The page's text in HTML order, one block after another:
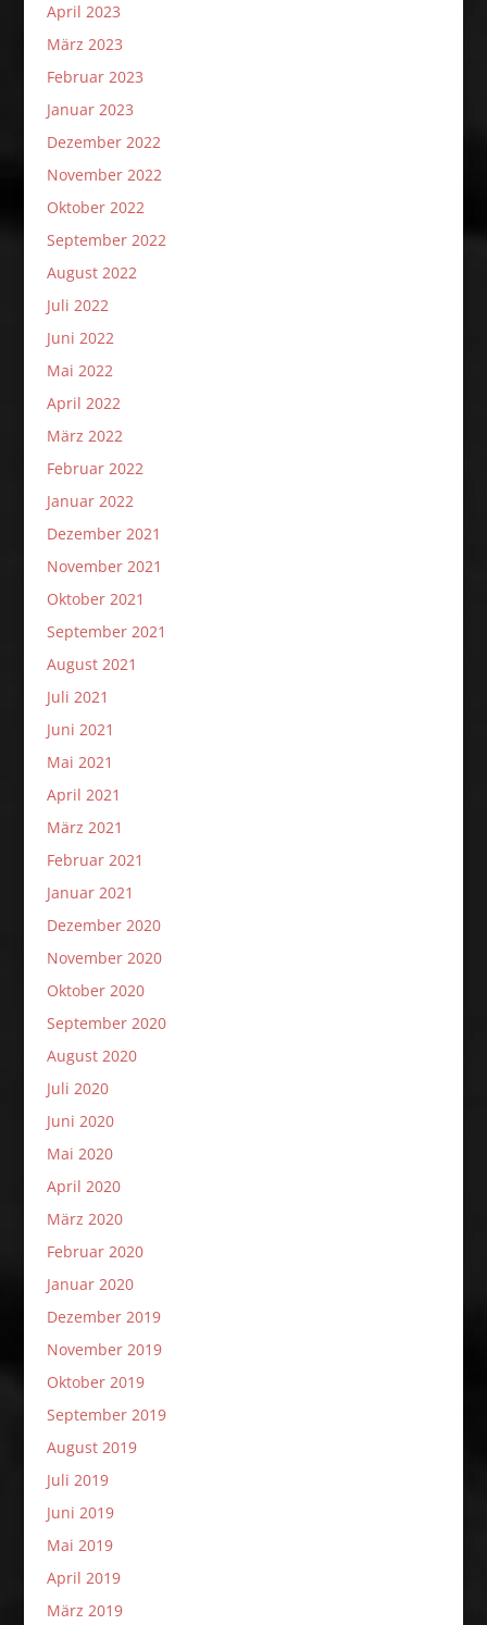
April 2023
März 2023
Februar 2023
Januar 2023
Dezember 2022
November 2022
Oktober 2022
September 2022
August 2022
Juli 2022
Juni 2022
Mai 2022
April 2022
März 2022
Februar 2022
Januar 2022
Dezember 2021
November 2021
Oktober 2021
September 2021
August 2021
Juli 2021
Juni 2021
Mai 2021
April 2021
März 2021
Februar 2021
Januar 2021
Dezember 2020
November 2020
Oktober 2020
September 2020
August 2020
Juli 2020
Juni 2020
Mai 2020
April 2020
März 2020
Februar 2020
Januar 2020
Dezember 2019
November 2019
Oktober 2019
September 2019
August 2019
Juli 2019
Juni 2019
Mai 2019
April 2019
März 2019